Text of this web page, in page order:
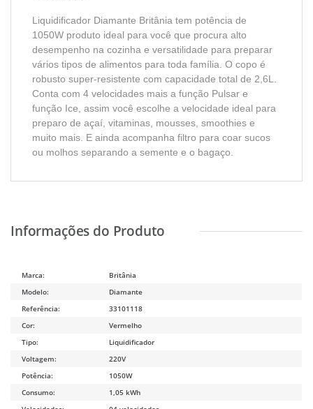
Liquidificador Diamante Britânia tem potência de
1050W produto ideal para você que procura alto
desempenho na cozinha e versatilidade para preparar
vários tipos de alimentos para toda família. O copo é
robusto super-resistente com capacidade total de 2,6L.
Conta com 4 velocidades mais a função Pulsar e
função Ice, assim você escolhe a velocidade ideal para
preparo de açaí, vitaminas, mousses, smoothies e
muito mais. E ainda acompanha filtro para coar sucos
ou molhos separando a semente e o bagaço.
Marca:
Britânia
Modelo:
Diamante
Referência:
33101118
Cor:
Vermelho
Tipo:
Liquidificador
Voltagem:
220V
Potência:
1050W
Consumo:
1,05 kWh